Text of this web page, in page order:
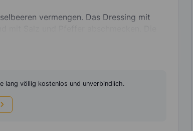
vermengen. Das Dressing mit
lang völlig kostenlos und unverbindlich.